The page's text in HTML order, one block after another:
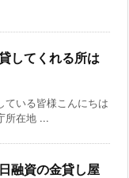
してくれる所は
ている皆様こんにちは
所在地 ...
融資の金貸し屋